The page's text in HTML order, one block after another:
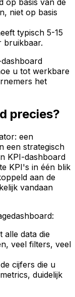
niet op basis
typisch 5-15
bruikbaar.
u tot werkbare
het
precies?
een
een strategisch
KPI-dashboard
KPI's in één blik
aan de
vandaan
alle data die
veel filters, veel
cijfers die u
duidelijk